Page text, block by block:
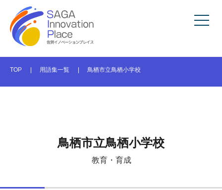
TOP 用語集一覧 鳥栖市立鳥栖小学校
鳥栖市立鳥栖小学校
教育・育成